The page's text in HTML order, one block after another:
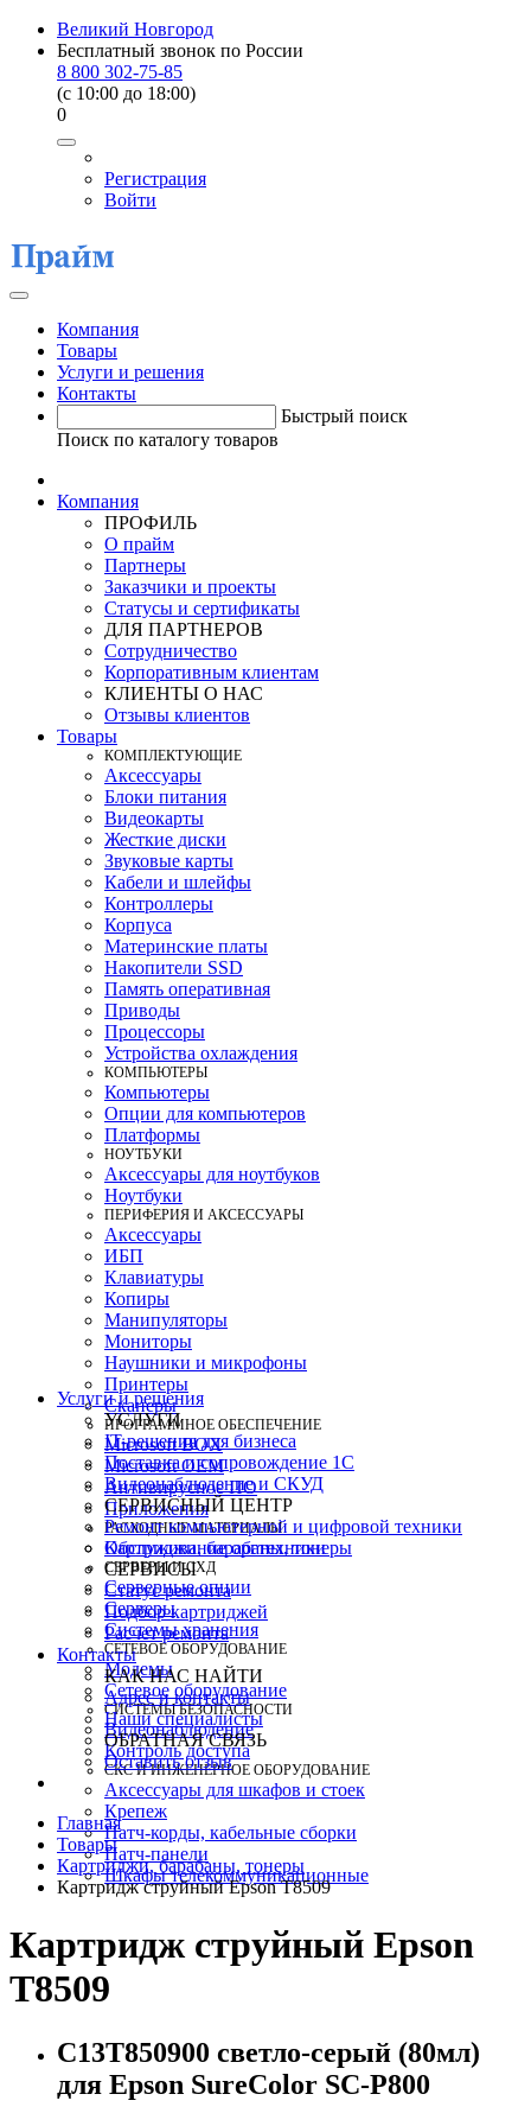
Великий Новгород
Бесплатный звонок по России
8 800 302-75-85
(c 10:00 до 18:00)
0
Регистрация
Войти
Компания
Товары
Услуги и решения
Контакты
Быстрый поиск
Поиск по каталогу товаров
Компания
ПРОФИЛЬ
О прайм
Партнеры
Заказчики и проекты
Статусы и сертификаты
ДЛЯ ПАРТНЕРОВ
Сотрудничество
Корпоративным клиентам
КЛИЕНТЫ О НАС
Отзывы клиентов
Товары
КOМПЛЕКТУЮЩИЕ
Аксессуары
Блоки питания
Видеокарты
Жесткие диски
Звуковые карты
Кабели и шлейфы
Контроллеры
Корпуса
Материнские платы
Накопители SSD
Память оперативная
Приводы
Процессоры
Устройства охлаждения
КОМПЬЮТЕРЫ
Компьютеры
Опции для компьютеров
Платформы
НОУТБУКИ
Аксессуары для ноутбуков
Ноутбуки
ПЕРИФЕРИЯ И АКСЕССУАРЫ
Аксессуары
ИБП
Клавиатуры
Копиры
Манипуляторы
Мониторы
Наушники и микрофоны
Принтеры
Сканеры
ПРОГРАММНОЕ ОБЕСПЕЧЕНИЕ
Microsoft BOX
Microsoft OEM
Антивирусное ПО
Приложения
РАСХОДНЫЕ МАТЕРИАЛЫ
Картриджи, барабаны, тонеры
СЕРВЕРЫ И СХД
Серверные опции
Серверы
Системы хранения
СЕТЕВОЕ ОБОРУДОВАНИЕ
Модемы
Сетевое оборудование
СИСТЕМЫ БЕЗОПАСНОСТИ
Видеонаблюдение
Контроль доступа
СКС И ИНЖЕНЕРНОЕ ОБОРУДОВАНИЕ
Аксессуары для шкафов и стоек
Крепеж
Патч-корды, кабельные сборки
Патч-панели
Шкафы телекоммуникационные
Услуги и решения
УСЛУГИ
IT-решения для бизнеса
Поставка и сопровождение 1C
Видеонаблюдение и СКУД
СЕРВИСНЫЙ ЦЕНТР
Ремонт компьютерной и цифровой техники
Обслуживание оргтехники
СЕРВИСЫ
Статус ремонта
Подбор картриджей
Расчет ремонта
Контакты
КАК НАС НАЙТИ
Адрес и контакты
Наши специалисты
ОБРАТНАЯ СВЯЗЬ
Оставить отзыв
Главная
Товары
Картриджи, барабаны, тонеры
Картридж струйный Epson T8509
Картридж струйный Epson
T8509
C13T850900 светло-серый (80мл)
для Epson SureColor SC-P800